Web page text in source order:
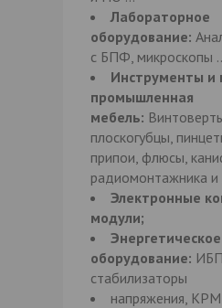
Лабораторное
оборудование:
с БПФ, микроскопы
Инструменты и
промышленная
мебель:
плоскогубцы,
припои, флюсы,
радиомонтажника
Электронные
модули;
Энергетическое
оборудование:
стабилизаторы
напряжения,